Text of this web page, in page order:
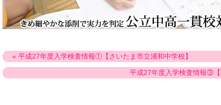
« 平成27年度入学検査情報①【さいたま市立浦和中学校】
平成27年度入学検査情報③